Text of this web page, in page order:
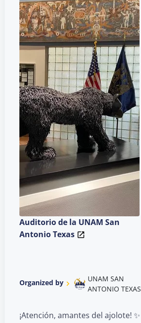
Auditorio de la UNAM San
Antonio Texas
Organized by
UNAM SAN
ANTONIO TEXAS
¡Atención, amantes del ajolote! ✨